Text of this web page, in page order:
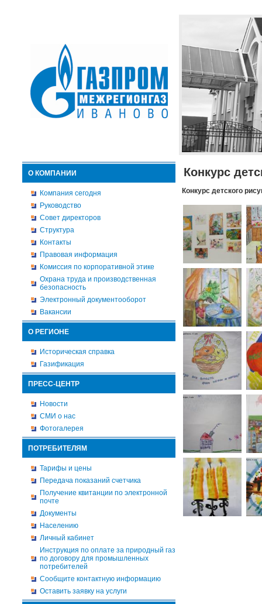
О КОМПАНИИ
Компания сегодня
Руководство
Совет директоров
Структура
Контакты
Правовая информация
Комиссия по корпоративной этике
Охрана труда и производственная
безопасность
Электронный документооборот
Вакансии
О РЕГИОНЕ
Историческая справка
Газификация
ПРЕСС-ЦЕНТР
Новости
СМИ о нас
Фотогалерея
ПОТРЕБИТЕЛЯМ
Тарифы и цены
Передача показаний счетчика
Получение квитанции по электронной
почте
Документы
Населению
Личный кабинет
Инструкция по оплате за природный газ
по договору для промышленных
потребителей
Сообщите контактную информацию
Оставить заявку на услуги
Конкурс
Конкурс детского